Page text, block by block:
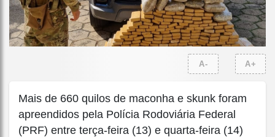
A- A+
Mais de 660 quilos de maconha e skunk foram
apreendidos pela Polícia Rodoviária Federal
(PRF) entre terça-feira (13) e quarta-feira (14)